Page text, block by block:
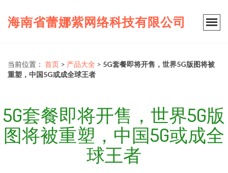
海南省蕾娜紫网络科技有限公司
当前位置： 首页 > 产品大全 > 5G套餐即将开售，世界5G版图将被
重塑，中国5G或成全球王者
5G套餐即将开售，世界5G版
图将被重塑，中国5G或成全
球王者